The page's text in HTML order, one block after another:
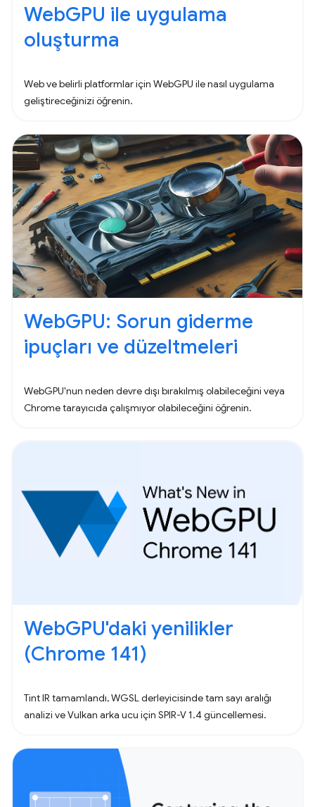
WebGPU ile uygulama
oluşturma
Web ve belirli platformlar için WebGPU ile nasıl uygulama
geliştireceğinizi öğrenin.
WebGPU: Sorun giderme
ipuçları ve düzeltmeleri
WebGPU'nun neden devre dışı bırakılmış olabileceğini veya
Chrome tarayıcıda çalışmıyor olabileceğini öğrenin.
WebGPU'daki yenilikler
(Chrome 141)
Tint IR tamamlandı, WGSL derleyicisinde tam sayı aralığı
analizi ve Vulkan arka ucu için SPIR-V 1.4 güncellemesi.